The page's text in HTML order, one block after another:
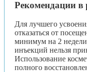
Рекомендации в
Для лучшего
отказаться от
минимум на 2
инъекций нельзя
Использование
полного